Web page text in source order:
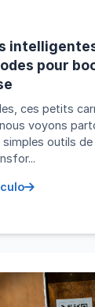
pour
ces petits
voyons
outils de